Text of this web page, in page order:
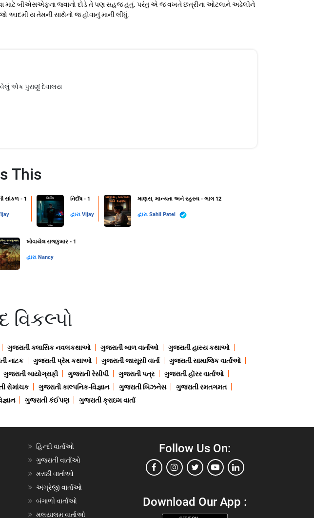
માટે બીએસએફના જવાનો દોડે તે પણ સહજ હતું. પરંતુ એ જ વખતે છત્રીના ઓટલાને અઢેલીને
આદમી ય તેમની સાથેનો જ હોવાનું માની લીધું.
એક પુરાણું દેવાલય
This
સાંકળ - 1 નિર્દોષ - 1
દ્વારા Vijay
માણસ, માન્યતા અને રહસ્ય - ભાગ 12
દ્વારા Sahil Patel
ખોવાયેલ રાજકુમાર - 1
દ્વારા Nancy
વિકલ્પો
ગુજરાતી ક્લાસિક નવલકથાઓ ગુજરાતી બાળ વાર્તાઓ
ગુજરાતી હાસ્ય કથાઓ
નાટક ગુજરાતી પ્રેમ કથાઓ ગુજરાતી જાસૂસી વાર્તા
ગુજરાતી સામાજિક વાર્તાઓ
ગુજરાતી બાયોગ્રાફી ગુજરાતી રેસીપી ગુજરાતી પત્ર
ગુજરાતી હૉરર વાર્તાઓ
રોમાંચક ગુજરાતી કાલ્પનિક-વિજ્ઞાન ગુજરાતી બિઝનેસ
ગુજરાતી રમતગમત
ગુજરાતી કંઈપણ ગુજરાતી ક્રાઇમ વાર્તા
હિન્દી વાર્તાઓ
ગુજરાતી વાર્તાઓ
મરાઠી વાર્તાઓ
અંગ્રેજી વાર્તાઓ
બંગાળી વાર્તાઓ
મલયાલમ વાર્તાઓ
Follow Us On:
Download Our App :